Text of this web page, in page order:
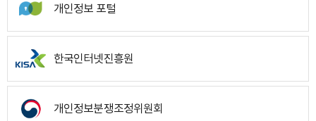
개인정보 포털
한국인터넷진흥원
개인정보분쟁조정위원회